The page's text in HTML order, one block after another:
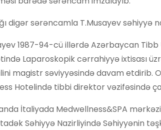
digər sərəncamla T.Musayev səhiyyə
1987-94-cü illərdə Azərbaycan
Laparoskopik cərrahiyyə ixtisası
magistr səviyyəsində davam etdirib.
Hotelində tibbi direktor vəzifəsində
İtaliyada Medwellness&SPA
Səhiyyə Nazirliyində Səhiyyənin